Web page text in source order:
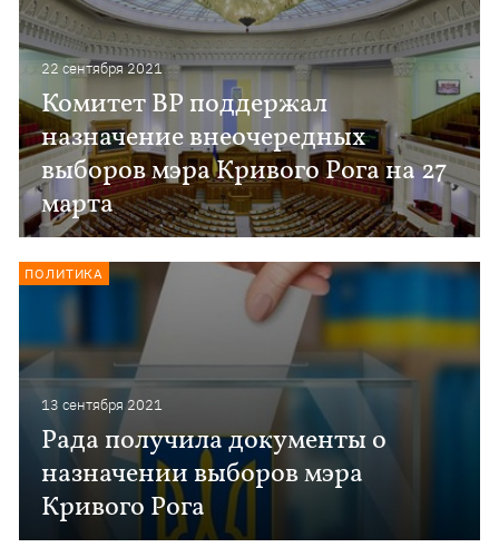
22 сентября 2021
Комитет ВР поддержал
назначение внеочередных
выборов мэра Кривого Рога на 27
марта
13 сентября 2021
Рада получила документы о
назначении выборов мэра
Кривого Рога
ПОЛИТИКА